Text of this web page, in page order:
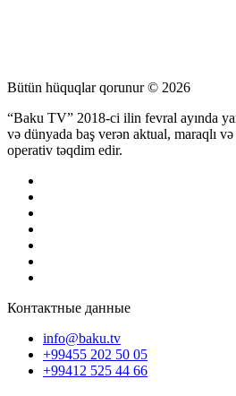
Bütün hüquqlar qorunur © 2026
“Baku TV” 2018-ci ilin fevral ayında
və dünyada baş verən aktual, maraqlı
operativ təqdim edir.
Контактные данные
info@baku.tv
+99455 202 50 05
+99412 525 44 66